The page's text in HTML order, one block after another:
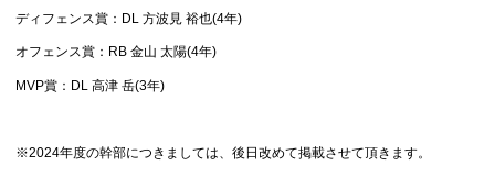
ディフェンス賞：DL 方波見 裕也(4年)
オフェンス賞：RB 金山 太陽(4年)
MVP賞：DL 高津 岳(3年)
※2024年度の幹部につきましては、後日改めて掲載させて頂きます。